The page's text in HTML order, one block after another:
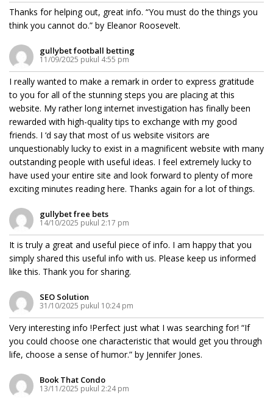
Thanks for helping out, great info. “You must do the things you
think you cannot do.” by Eleanor Roosevelt.
gullybet football betting
11/09/2025 pukul 4:55 pm
I really wanted to make a remark in order to express gratitude
to you for all of the stunning steps you are placing at this
website. My rather long internet investigation has finally been
rewarded with high-quality tips to exchange with my good
friends. I ‘d say that most of us website visitors are
unquestionably lucky to exist in a magnificent website with many
outstanding people with useful ideas. I feel extremely lucky to
have used your entire site and look forward to plenty of more
exciting minutes reading here. Thanks again for a lot of things.
gullybet free bets
14/10/2025 pukul 2:17 pm
It is truly a great and useful piece of info. I am happy that you
simply shared this useful info with us. Please keep us informed
like this. Thank you for sharing.
SEO Solution
31/10/2025 pukul 10:24 pm
Very interesting info !Perfect just what I was searching for! “If
you could choose one characteristic that would get you through
life, choose a sense of humor.” by Jennifer Jones.
Book That Condo
13/11/2025 pukul 2:24 pm